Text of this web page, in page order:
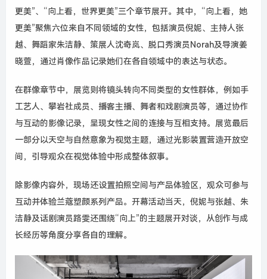
更美”、 “向上看，世界更美”三个章节展开。其中，“向上看，她
更美”聚焦六位来自不同领域的女性，包括演员倪妮、主持人张
越、舞蹈家朱洁静、策展人沈奇岚、脱口秀演员Norah及导演姜
晓萱，通过肖像作品记录她们在各自领域中的表达与状态。
在群像章节中，展览则将镜头转向不同类型的女性群体，例如手
工艺人、攀岩社成员、播客主播、舞者和戏剧演员等，通过协作
与互动的影像记录，呈现女性之间的连接与互相支持。展览最后
一部分以天空与自然意象为视觉主题，通过光影装置营造开放空
间，引导观众在视觉体验中形成整体叙事。
除影像内容外，现场还设置拍照空间与产品体验区，观众可参与
互动并体验兰蔻塑颜系列产品。开幕活动当天，倪妮与张越、朱
洁静及话剧演员路雯还围绕“向上”的主题展开对谈，从创作与成
长经历等角度分享各自的理解。